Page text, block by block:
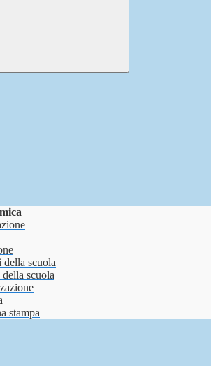
della scuola
scuola
stampa